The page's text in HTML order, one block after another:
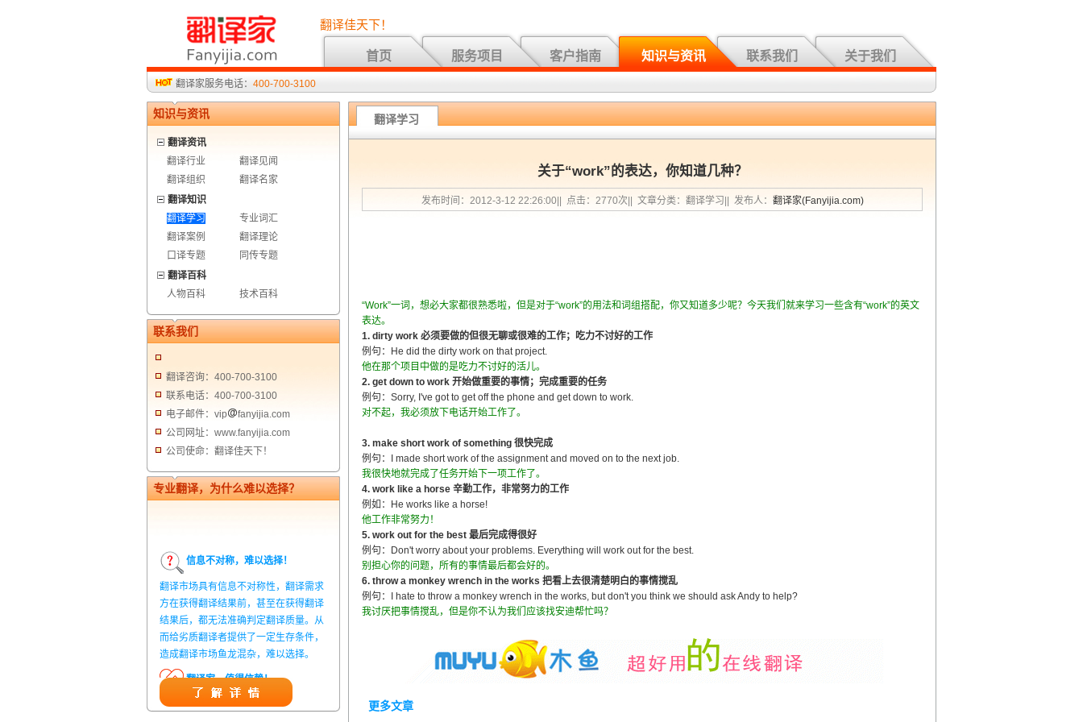
翻译佳天下！
首页 服务项目 客户指南 知识与资讯 联系我们 关于我们
翻译家服务电话： 400-700-3100
知识与资讯
翻译资讯
翻译行业
翻译见闻
翻译组织
翻译名家
翻译知识
翻译学习
专业词汇
翻译案例
翻译理论
口译专题
同传专题
翻译百科
人物百科
技术百科
联系我们
翻译咨询：400-700-3100
联系电话：400-700-3100
电子邮件：vip
fanyijia.com
公司网址：www.fanyijia.com
公司使命：翻译佳天下！
专业翻译，为什么难以选择？
信息不对称，难以选择！
翻译市场具有信息不对称性，翻译需求
方在获得翻译结果前，甚至在获得翻译
结果后，都无法准确判定翻译质量。从
而给劣质翻译者提供了一定生存条件，
造成翻译市场鱼龙混杂，难以选择。
翻译家，值得信赖！
翻译家是经过时间考验和市场选择的优
翻译学习
关于“work”的表达，你知道几种？
发布时间：2012-3-12 22:26:00|| 点击：2770次|| 文章分类：翻译学习|| 发布人： 翻译家(Fanyijia.com)
“Work”一词，想必大家都很熟悉啦，但是对于“work”的用法和词组搭配，你又知道多少呢？今天我们就来学习一些含有“work”的英文
表达。
1. dirty work 必须要做的但很无聊或很难的工作；吃力不讨好的工作
例句：He did the dirty work on that project.
他在那个项目中做的是吃力不讨好的活儿。
2. get down to work 开始做重要的事情；完成重要的任务
例句：Sorry, I've got to get off the phone and get down to work.
对不起，我必须放下电话开始工作了。
3. make short work of something 很快完成
例句：I made short work of the assignment and moved on to the next job.
我很快地就完成了任务开始下一项工作了。
4. work like a horse 辛勤工作，非常努力的工作
例如：He works like a horse!
他工作非常努力！
5. work out for the best 最后完成得很好
例句：Don't worry about your problems. Everything will work out for the best.
别担心你的问题，所有的事情最后都会好的。
6. throw a monkey wrench in the works 把看上去很清楚明白的事情搅乱
例句：I hate to throw a monkey wrench in the works, but don't you think we should ask Andy to help?
我讨厌把事情搅乱，但是你不认为我们应该找安迪帮忙吗？
更多文章